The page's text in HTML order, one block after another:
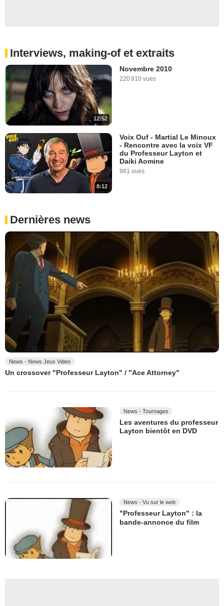
Interviews, making-of et extraits
12:52
Novembre 2010
220 910 vues
8:12
Voix Ouf - Martial Le Minoux
- Rencontre avec la voix VF
du Professeur Layton et
Daiki Aomine
981 vues
Dernières news
News - News Jeux Video
Un crossover "Professeur Layton" / "Ace Attorney"
News - Tournages
Les aventures du professeur
Layton bientôt en DVD
News - Vu sur le web
"Professeur Layton" : la
bande-annonce du film